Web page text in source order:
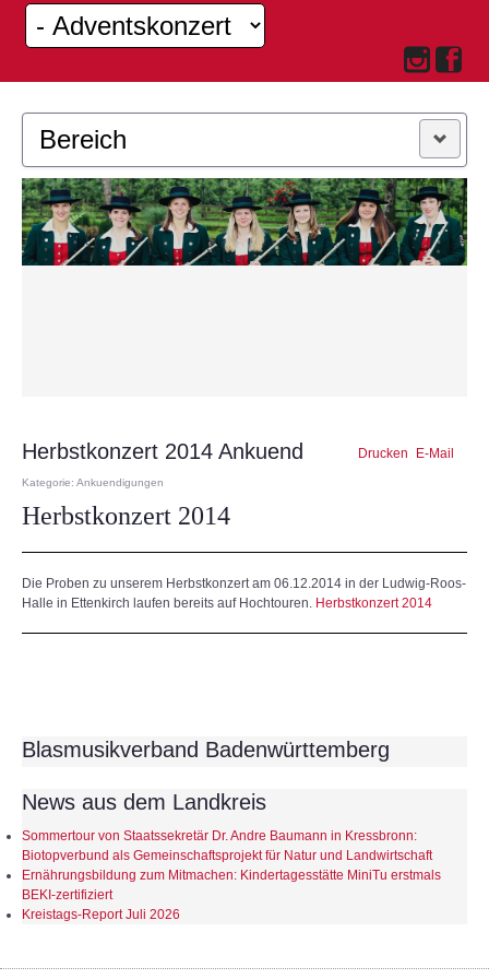
Bereich
MUSIKKAPELLE
JUGEND
Drucken E-Mail
Herbstkonzert 2014 Ankuend
Kategorie: Ankuendigungen
Herbstkonzert 2014
Die Proben zu unserem Herbstkonzert am 06.12.2014 in der Ludwig-Roos-
Halle in Ettenkirch laufen bereits auf Hochtouren. Herbstkonzert 2014
Blasmusikverband Badenwürttemberg
News aus dem Landkreis
Sommertour von Staatssekretär Dr. Andre Baumann in Kressbronn:
Biotopverbund als Gemeinschaftsprojekt für Natur und Landwirtschaft
Ernährungsbildung zum Mitmachen: Kindertagesstätte MiniTu erstmals
BEKI-zertifiziert
Kreistags-Report Juli 2026